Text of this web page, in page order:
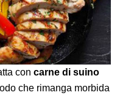
con carne di suino
che rimanga morbida